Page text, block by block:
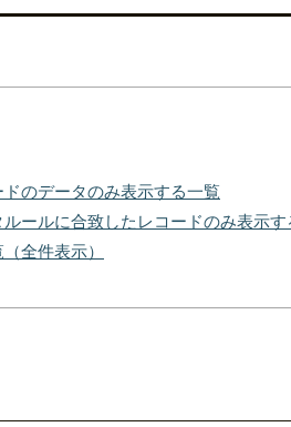
のデータのみ表示する一覧
ールに合致したレコードのみ表示す
全件表示）